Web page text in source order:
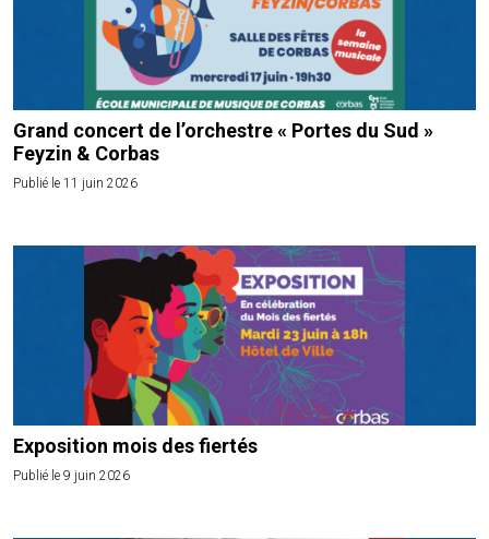
Grand concert de l’orchestre « Portes du Sud »
Feyzin & Corbas
Publié le 11 juin 2026
Exposition mois des fiertés
Publié le 9 juin 2026